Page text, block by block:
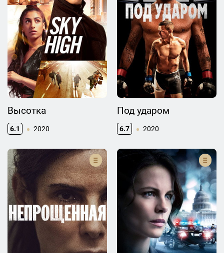
Высотка
6.1 2020
Под ударом
6.7 2020